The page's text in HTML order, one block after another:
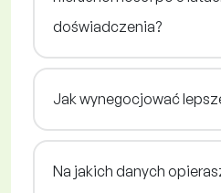
doświadczenia?
Jak wynegocjować
Na jakich danych